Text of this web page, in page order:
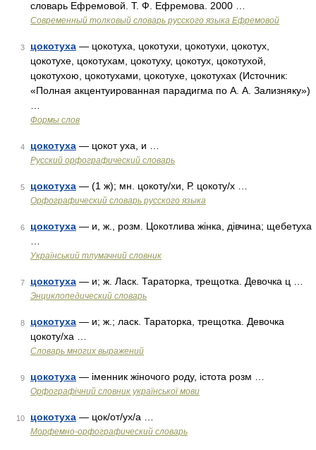
словарь Ефремовой. Т. Ф. Ефремова. 2000 …
Современный толковый словарь русского языка Ефремовой
3 цокотуха — цокотуха, цокотухи, цокотухи, цокотух,
цокотухе, цокотухам, цокотуху, цокотух, цокотухой,
цокотухою, цокотухами, цокотухе, цокотухах (Источник:
«Полная акцентуированная парадигма по А. А. Зализняку»)
Формы слов
4 цокотуха — цокот уха, и …
Русский орфографический словарь
5 цокотуха — (1 ж); мн. цокоту/хи, Р. цокоту/х …
Орфографический словарь русского языка
6 цокотуха — и, ж., розм. Цокотлива жінка, дівчина; щебетуха
Український тлумачний словник
7 цокотуха — и; ж. Ласк. Тараторка, трещотка. Девочка ц …
Энциклопедический словарь
8 цокотуха — и; ж.; ласк. Тараторка, трещотка. Девочка
цокоту/ха …
Словарь многих выражений
9 цокотуха — іменник жіночого роду, істота розм …
Орфографічний словник української мови
10 цокотуха — цок/от/ух/а …
Морфемно-орфографический словарь